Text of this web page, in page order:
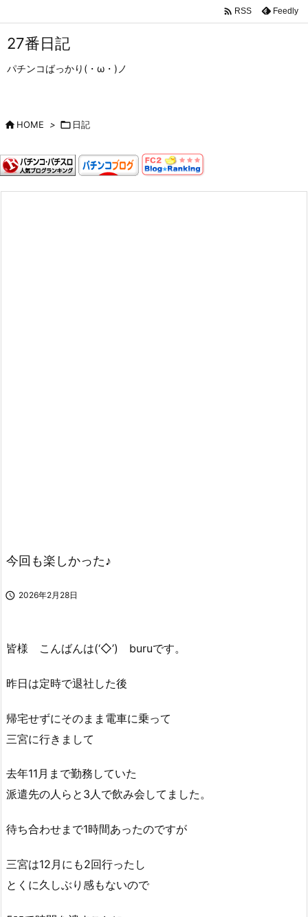
 RSS Feedly
27番日記
パチンコばっかり(・ω・)ノ
HOME >  日記
今回も楽しかった♪
 2026年2月28日
皆様 こんばんは(‘◇’)ゞburuです。
昨日は定時で退社した後
帰宅せずにそのまま電車に乗って
三宮に行きまして
去年11月まで勤務していた
派遣先の人らと3人で飲み会してました。
待ち合わせまで1時間あったのですが
三宮は12月にも2回行ったし
とくに久しぶり感もないので